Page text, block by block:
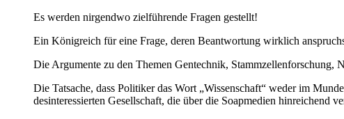
Es werden nirgendwo zielführende Fragen gestellt!
Ein Königreich für eine Frage, deren Beantwortung wirklich
Die Argumente zu den Themen Gentechnik, Stammzellenforschung,
Die Tatsache, dass Politiker das Wort „Wissenschaft“ weder im
desinteressierten Gesellschaft, die über die Soapmedien hinreichend